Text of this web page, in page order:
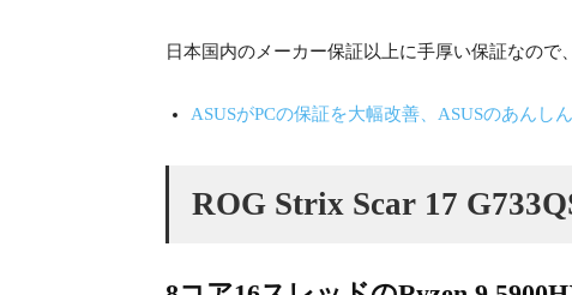
日本国内のメーカー保証以上に手厚い保証なので
ASUSがPCの保証を大幅改善、ASUSのあんし
ROG Strix Scar 17